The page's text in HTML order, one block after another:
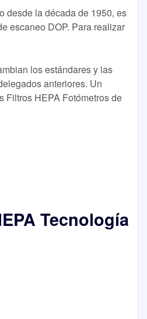
desde la década de 1950, es
escaneo DOP. Para realizar
los estándares y las
anteriores. Un
Filtros HEPA Fotómetros de
Tecnología